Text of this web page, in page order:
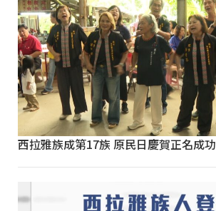
西拉雅族成第17族 原民日慶賀正名成功